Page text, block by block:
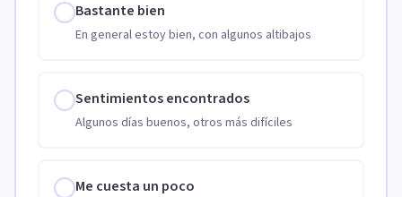
Bastante bien
En general estoy bien, con algunos altibajos
Sentimientos encontrados
Algunos días buenos, otros más difíciles
Me cuesta un poco